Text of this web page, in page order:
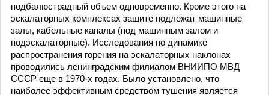
подбалюстрадный объем одновременно. Кроме этого на
эскалаторных комплексах защите подлежат машинные
залы, кабельные каналы (под машинным залом и
подэскалаторные). Исследования по динамике
распространения горения на эскалаторных наклонах
проводились ленинградским филиалом ВНИИПО МВД
СССР еще в 1970-х годах. Было установлено, что
наиболее эффективным средством тушения является